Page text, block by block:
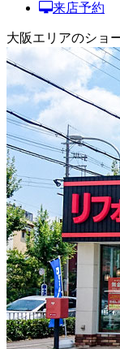
来店予約
大阪エリアのショ